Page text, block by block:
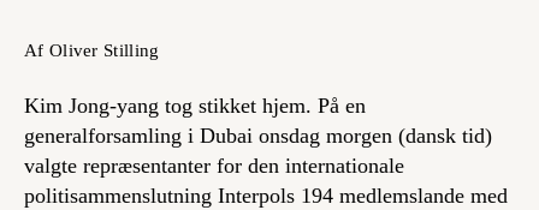
Af Oliver Stilling
Kim Jong-yang tog stikket hjem. På en
generalforsamling i Dubai onsdag morgen (dansk tid)
valgte repræsentanter for den internationale
politisammenslutning Interpols 194 medlemslande med